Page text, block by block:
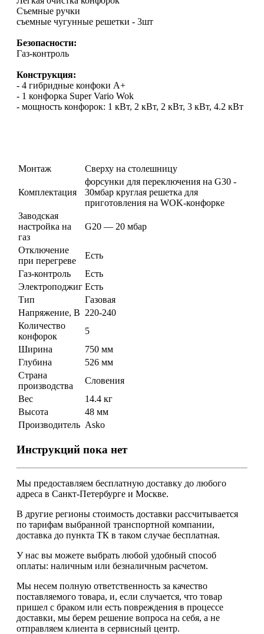
Съемные ручки
съемные чугунные решетки - 3шт
Безопасности:
Газ-контроль
Конструкция:
- 4 гибридные конфоки А+
- 1 конфорка Super Vario Wok
- мощность конфорок: 1 кВт, 2 кВт, 2 кВт, 3 кВт, 4.2 кВт
Монтаж Сверху на столешницу
Комплектация
форсунки для переключения на G30 -
30мбар круглая решетка для
приготовления на WOK-конфорке
Заводская
настройка на
газ
G20 — 20 мбар
Отключение
при перегреве
Есть
Газ-контроль
Есть
Электроподжиг Есть
Тип
Газовая
Напряжение, В 220-240
Количество
конфорок
5
Ширина
750 мм
Глубина
526 мм
Страна
производства
Словения
Вес
14.4 кг
Высота
48 мм
Производитель Asko
Инструкций пока нет
Мы предоставляем бесплатную доставку до любого
адреса в Санкт-Петербурге и Москве.
В другие регионы стоимость доставки рассчитывается
по тарифам выбранной транспортной компании,
доставка до пункта ТК в таком случае бесплатная.
У нас вы можете выбрать любой удобный способ
оплаты: наличным или безналичным расчетом.
Мы несем полную ответственность за качество
поставляемого товара, и, если случается, что товар
пришел с браком или есть повреждения в процессе
доставки, мы берем решение вопроса на себя, а не
отправляем клиента в сервисный центр.